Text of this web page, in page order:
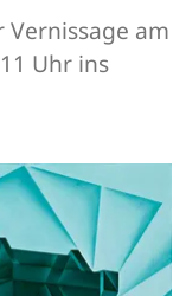
am
Uhr ins